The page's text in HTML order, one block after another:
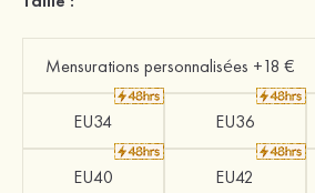
Mensurations personnalisées +18 €
EU34 EU36
EU40 EU42